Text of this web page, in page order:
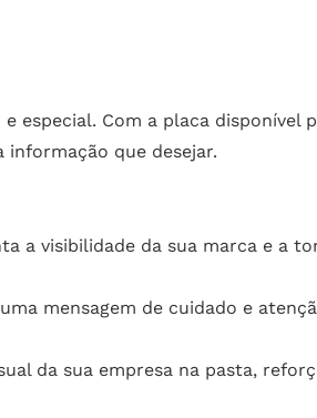
especial. Com a placa disponível
que desejar.
a visibilidade da sua marca e a
mensagem de cuidado e
da sua empresa na pasta,